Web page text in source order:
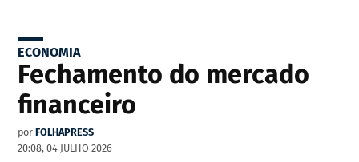
ECONOMIA
Fechamento do mercado
financeiro
por FOLHAPRESS
20:08, 04 JULHO 2026